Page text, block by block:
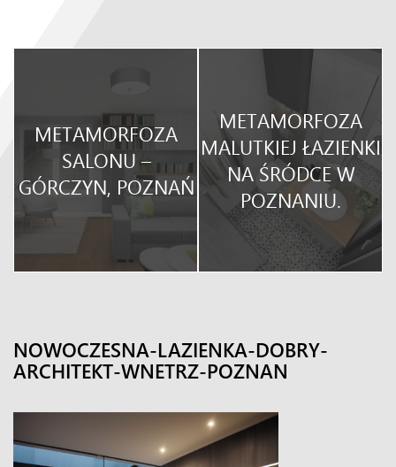
METAMORFOZA
SALONU –
GÓRCZYN, POZNAŃ
METAMORFOZA
MALUTKIEJ ŁAZIENKI
NA ŚRÓDCE W
POZNANIU.
NOWOCZESNA-LAZIENKA-DOBRY-
ARCHITEKT-WNETRZ-POZNAN